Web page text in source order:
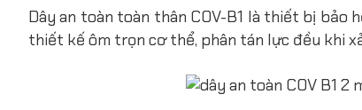
Dây an toàn toàn thân COV-B1 là thiết bị bảo
thiết kế ôm trọn cơ thể, phân tán lực đều khi